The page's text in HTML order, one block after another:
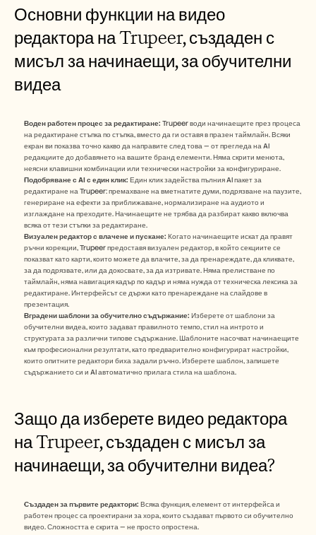
Основни функции на видео
редактора на Trupeer, създаден с
мисъл за начинаещи, за обучителни
видеа
Воден работен процес за редактиране: Trupeer води начинаещите през процеса
на редактиране стъпка по стъпка, вместо да ги оставя в празен таймлайн. Всяки
екран ви показва точно какво да направите след това — от прегледа на AI
редакциите до добавянето на вашите бранд елементи. Няма скрити менюта,
неясни клавишни комбинации или технически настройки за конфигуриране.
Подобряване с AI с един клик: Един клик задейства пълния AI пакет за
редактиране на Trupeer: премахване на вметнатите думи, подрязване на паузите,
генериране на ефекти за приближаване, нормализиране на аудиото и
изглаждане на преходите. Начинаещите не трябва да разбират какво включва
всяка от тези стъпки за редактиране.
Визуален редактор с влачене и пускане: Когато начинаещите искат да правят
ръчни корекции, Trupeer предоставя визуален редактор, в който секциите се
показват като карти, които можете да влачите, за да пренареждате, да кликвате,
за да подрязвате, или да докосвате, за да изтривате. Няма прелистване по
таймлайн, няма навигация кадър по кадър и няма нужда от техническа лексика за
редактиране. Интерфейсът се държи като пренареждане на слайдове в
презентация.
Вградени шаблони за обучително съдържание: Изберете от шаблони за
обучителни видеа, които задават правилното темпо, стил на интрото и
структурата за различни типове съдържание. Шаблоните насочват начинаещите
към професионални резултати, като предварително конфигурират настройки,
които опитните редактори биха задали ръчно. Изберете шаблон, запишете
съдържанието си и AI автоматично прилага стила на шаблона.
Защо да изберете видео редактора
на Trupeer, създаден с мисъл за
начинаещи, за обучителни видеа?
Създаден за първите редактори: Всяка функция, елемент от интерфейса и
работен процес са проектирани за хора, които създават първото си обучително
видео. Сложността е скрита — не просто опростена.